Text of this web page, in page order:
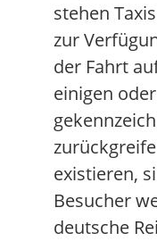
stehen
zur
der Fahrt
einigen
existieren,
Besucher
deutsche